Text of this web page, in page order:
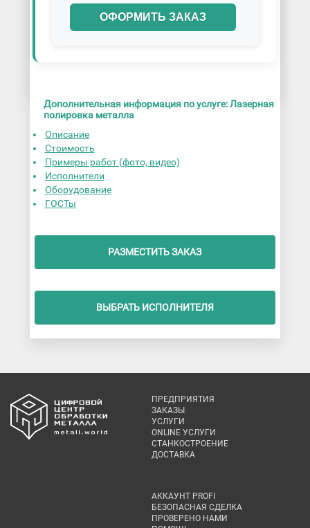
ОФОРМИТЬ ЗАКАЗ
Дополнительная информация по услуге: Лазерная
полировка металла
Описание
Стоимость
Примеры работ (фото, видео)
Исполнители
Оборудование
ГОСТы
РАЗМЕСТИТЬ ЗАКАЗ
ВЫБРАТЬ ИСПОЛНИТЕЛЯ
ПРЕДПРИЯТИЯ
ЗАКАЗЫ
УСЛУГИ
ONLINE УСЛУГИ
СТАНКОСТРОЕНИЕ
ДОСТАВКА
АККАУНТ PROFI
БЕЗОПАСНАЯ СДЕЛКА
ПРОВЕРЕНО НАМИ